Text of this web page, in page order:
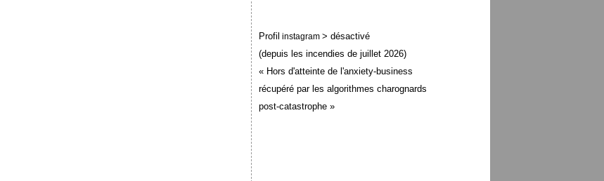
Profil instagram > désactivé
(depuis les incendies de juillet 2026)
« Hors d'atteinte de l'anxiety-business
récupéré par les algorithmes charognards
post-catastrophe »